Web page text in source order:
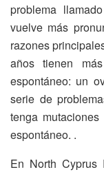
problema
vuelve más
razones
años tienen
espontáneo: un
serie de
tenga
espontáneo. .
En North Cyprus